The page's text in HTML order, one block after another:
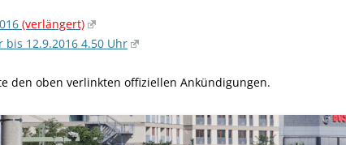
(verlängert)
bis 12.9.2016 4.50 Uhr
den oben verlinkten offiziellen Ankündigungen.